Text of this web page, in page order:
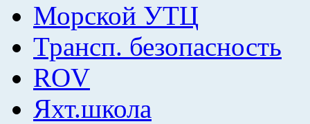
Морской УТЦ
Трансп. безопасность
ROV
Яхт.школа